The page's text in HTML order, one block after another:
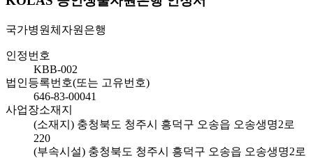
국가병원체자원은행
인정번호
KBB-002
법인등록번호(또는 고유번호)
646-83-00041
사업장소재지
(소재지) 충청북도 청주시 흥덕구 오송읍 오송생명2로
220
(부속시설) 충청북도 청주시 흥덕구 오송읍 오송생명2로